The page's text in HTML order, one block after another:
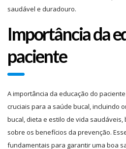
saudável e duradouro.
Importância da
paciente
A importância da educação do
cruciais para a saúde bucal, incluindo
bucal, dieta e estilo de vida saudáveis,
sobre os benefícios da prevenção.
fundamentais para garantir uma boa